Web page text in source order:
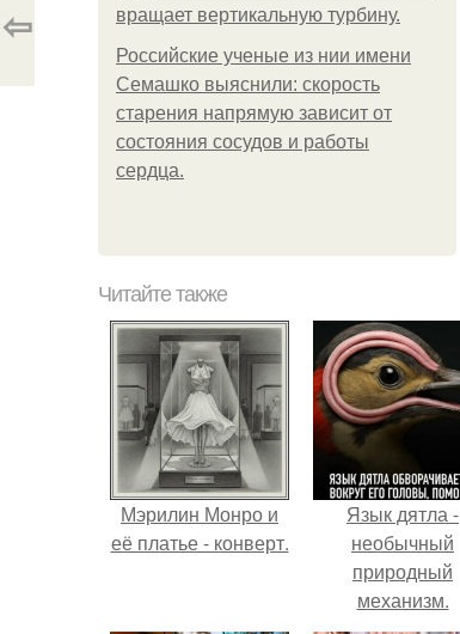
вращает вертикальную турбину.
Российские ученые из нии имени
Семашко выяснили: скорость
старения напрямую зависит от
состояния сосудов и работы
сердца.
⇦
Читайте также
Мэрилин Монро и
её платье - конверт.
Язык дятла -
необычный
природный
механизм.